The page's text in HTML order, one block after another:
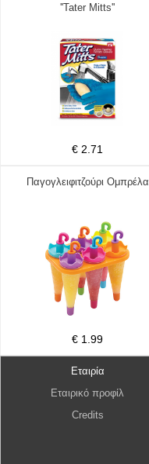
''Tater Mitts''
€ 2.71
Παγογλειφιτζούρι Ομπρέλα
€ 1.99
Εταιρία
Εταιρικό προφίλ
Credits